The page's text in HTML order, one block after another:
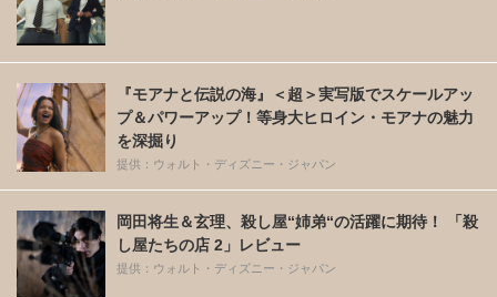
『モアナと伝説の海』＜超＞実写版でスケールアッ
プ＆パワーアップ！等身大ヒロイン・モアナの魅力
を深掘り
提供：ウォルト・ディズニー・ジャパン
岡田将生＆玄理、殺し屋“姉弟“の活躍に期待！ 「殺
し屋たちの店 2」レビュー
提供：ウォルト・ディズニー・ジャパン